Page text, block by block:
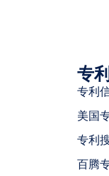
专
专利
美国
专利
百腾